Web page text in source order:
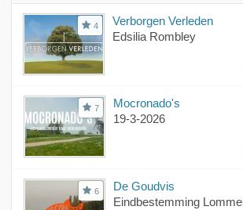
4
Verborgen Verleden
Edsilia Rombley
7
Mocronado's
19-3-2026
6
De Goudvis
Eindbestemming Lommel